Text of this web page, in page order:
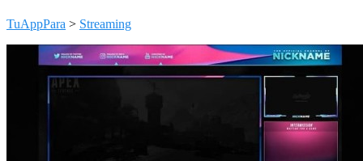
TuAppPara > Streaming